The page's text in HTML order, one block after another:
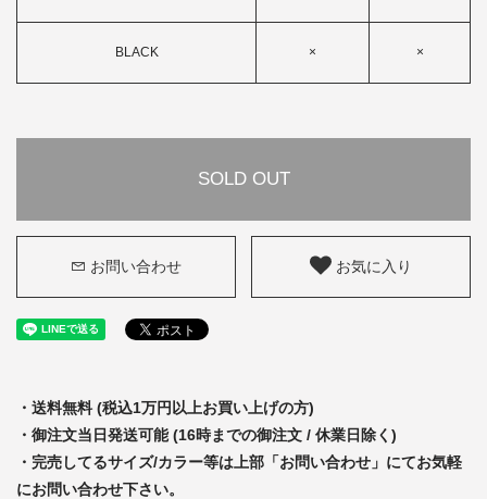
BLACK × ×
SOLD OUT
お問い合わせ お気に入り
・送料無料 (税込1万円以上お買い上げの方)
・御注文当日発送可能 (16時までの御注文 / 休業日除く)
・完売してるサイズ/カラー等は上部「お問い合わせ」にてお気軽
にお問い合わせ下さい。